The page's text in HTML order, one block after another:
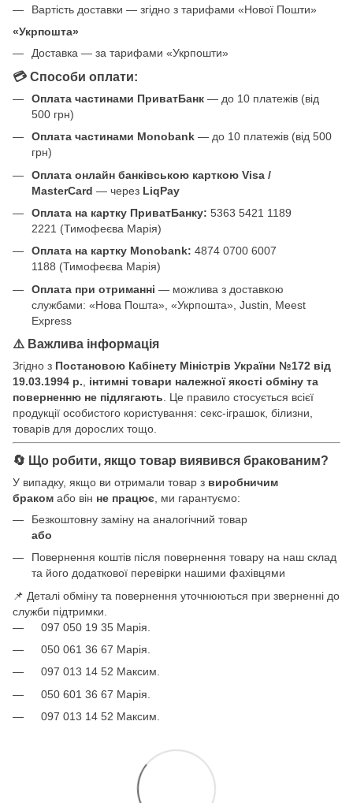
Вартість доставки — згідно з тарифами «Нової Пошти»
«Укрпошта»
Доставка — за тарифами «Укрпошти»
💳 Способи оплати:
Оплата частинами ПриватБанк — до 10 платежів (від
500 грн)
Оплата частинами Monobank — до 10 платежів (від 500
грн)
Оплата онлайн банківською карткою Visa /
MasterCard — через LiqPay
Оплата на картку ПриватБанку: 5363 5421 1189
2221 (Тимофеєва Марія)
Оплата на картку Monobank: 4874 0700 6007
1188 (Тимофеєва Марія)
Оплата при отриманні — можлива з доставкою
службами: «Нова Пошта», «Укрпошта», Justin, Meest
Express
⚠️ Важлива інформація
Згідно з Постановою Кабінету Міністрів України №172 від
19.03.1994 р.
інтимні товари належної якості обміну та
поверненню не підлягають . Це правило стосується всієї
продукції особистого користування: секс-іграшок, білизни,
товарів для дорослих тощо.
🔄 Що робити, якщо товар виявився бракованим?
У випадку, якщо ви отримали товар з виробничим
браком або він не працює , ми гарантуємо:
Безкоштовну заміну на аналогічний товар
або
Повернення коштів після повернення товару на наш склад
та його додаткової перевірки нашими фахівцями
📌 Деталі обміну та повернення уточнюються при зверненні до
служби підтримки.
097 050 19 35 Марія.
050 061 36 67 Марія.
097 013 14 52 Максим.
050 601 36 67 Марія.
097 013 14 52 Максим.